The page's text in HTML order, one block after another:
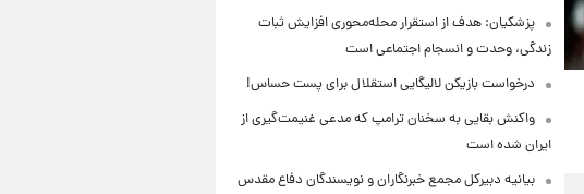
پزشکیان: هدف از استقرار محله‌محوری افزایش ثبات
زندگی، وحدت و انسجام اجتماعی است
درخواست بازیکن لالیگایی استقلال برای پست حساس!
واکنش بقایی به سخنان ترامپ که مدعی غنیمت‌گیری از
ایران شده است
بیانیه دبیرکل مجمع خبرنگاران و نویسندگان دفاع مقدس